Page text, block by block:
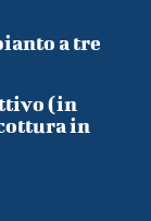
a tre
(in
in